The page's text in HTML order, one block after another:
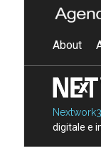
About
digitale e